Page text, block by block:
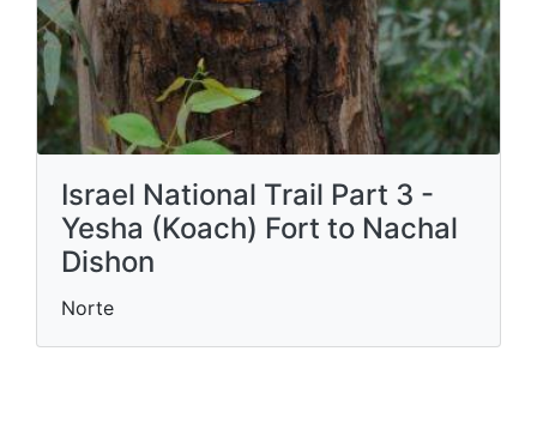
Israel National Trail Part 3 -
Yesha (Koach) Fort to Nachal
Dishon
Norte